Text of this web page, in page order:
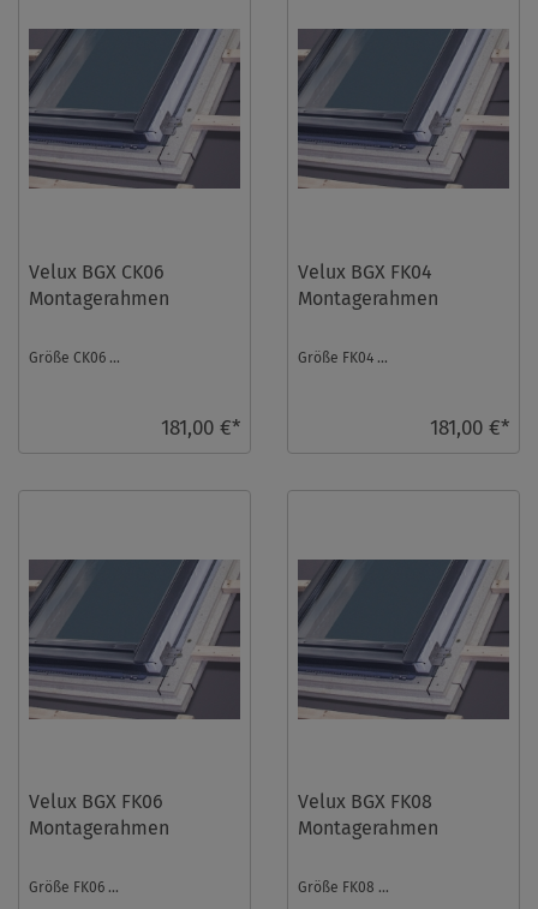
Velux BGX CK06
Montagerahmen
Größe CK06 ...
181,00 €*
Velux BGX FK04
Montagerahmen
Größe FK04 ...
181,00 €*
Velux BGX FK06
Montagerahmen
Größe FK06 ...
Velux BGX FK08
Montagerahmen
Größe FK08 ...